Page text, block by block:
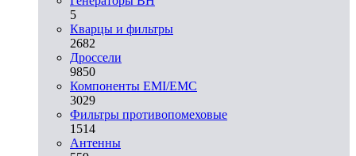
5
Кварцы и фильтры
2682
Дроссели
9850
Компоненты EMI/EMC
3029
Фильтры противопомеховые
1514
Антенны